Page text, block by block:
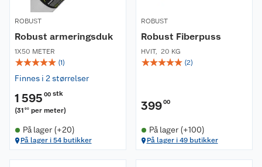
ROBUST
Robust armeringsduk
1X50 METER
☆☆☆☆☆ (1)
Finnes i 2 størrelser
1 595 00 stk
(31 90 per meter)
På lager (+20)
På lager i 54 butikker
ROBUST
Robust Fiberpuss
HVIT, 20 KG
☆☆☆☆☆ (2)
39900
På lager (+100)
På lager i 49 butikker